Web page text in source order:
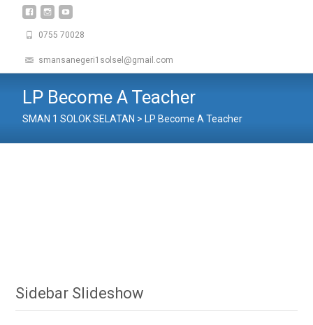
0755 70028
smansanegeri1solsel@gmail.com
LP Become A Teacher
SMAN 1 SOLOK SELATAN > LP Become A Teacher
Sidebar Slideshow